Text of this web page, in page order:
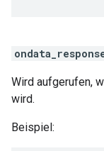
Wird aufgerufen,
wird.
Beispiel: